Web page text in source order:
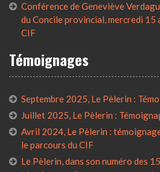
Conférence de Geneviève
du Concile provincial, mercredi
CIF
Témoignages
Septembre 2025, Le Pèlerin :
Juillet 2025, Le Pèlerin :
Avril 2024, Le Pèlerin :
le parcours du CIF
Le Pèlerin, dans son numéro des